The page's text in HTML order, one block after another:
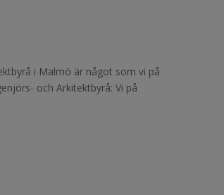
i Malmö är något som vi på
och Arkitektbyrå: Vi på